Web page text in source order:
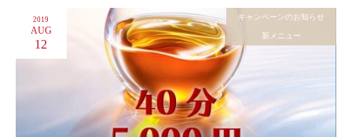
2019
AUG
12
キャンペーンのお知らせ
新メニュー